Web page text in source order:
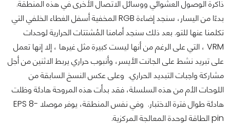
ذاكرة الوصول العشوائي ووسائل الاتصال الأخرى في هذه المنطقة.
بدءًا من اليسار، سنجد إضاءة RGB المخفية أسفل الغطاء الخلفي التي
تكلمنا عنها للتو. بعد ذلك سنجد أمامنا المُشتتات الحرارية لوحدات
VRM ، التي على الرغم من أنها ليست كبيرة مثل غيرها ، إلا إنها تعمل
على تبريد نشط على الجانت الأيسر، وأنبوب حراري يربط الاثنين من أجل
مشاركة واجبات التبديد الحراري. وعلى عكس النسخ السابقة من
اللوحات الأم من هذه السلسلة، فقد بدأت هذه المروحة هادئة وظلت
هادئة طوال فترة الاختبار. وفي نفس المنطقة، يوفر موصلا EPS 8-
pin الطاقة لوحدة المعالجة المركزية.